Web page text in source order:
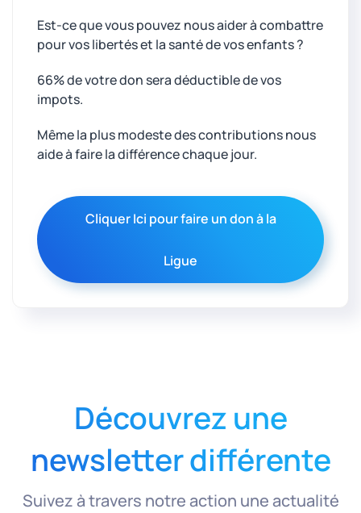
Est-ce que vous pouvez nous aider à combattre
pour vos libertés et la santé de vos enfants ?
66% de votre don sera déductible de vos
impots.
Même la plus modeste des contributions nous
aide à faire la différence chaque jour.
Cliquer Ici pour faire un don à la
Ligue
Découvrez une
newsletter différente
Suivez à travers notre action une actualité